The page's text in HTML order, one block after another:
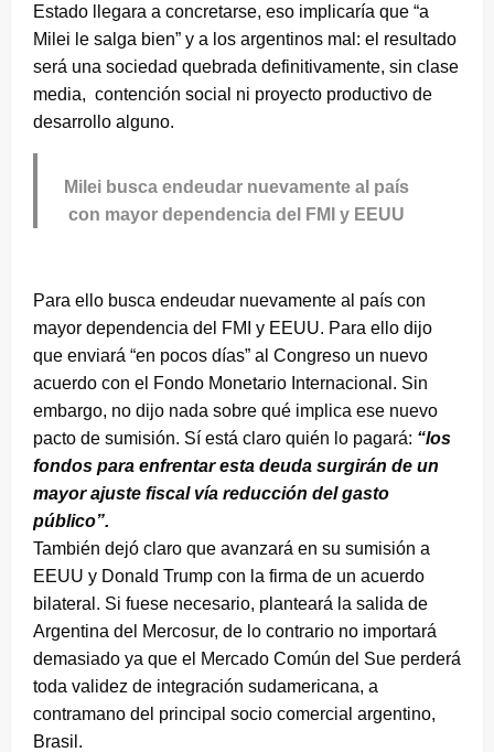
Estado llegara a concretarse, eso implicaría que “a
Milei le salga bien” y a los argentinos mal: el resultado
será una sociedad quebrada definitivamente, sin clase
media, contención social ni proyecto productivo de
desarrollo alguno.
Milei busca endeudar nuevamente al país
con mayor dependencia del FMI y EEUU
Para ello busca endeudar nuevamente al país con
mayor dependencia del FMI y EEUU. Para ello dijo
que enviará “en pocos días” al Congreso un nuevo
acuerdo con el Fondo Monetario Internacional. Sin
embargo, no dijo nada sobre qué implica ese nuevo
pacto de sumisión. Sí está claro quién lo pagará: “los
fondos para enfrentar esta deuda surgirán de un
mayor ajuste fiscal vía reducción del gasto
público”.
También dejó claro que avanzará en su sumisión a
EEUU y Donald Trump con la firma de un acuerdo
bilateral. Si fuese necesario, planteará la salida de
Argentina del Mercosur, de lo contrario no importará
demasiado ya que el Mercado Común del Sue perderá
toda validez de integración sudamericana, a
contramano del principal socio comercial argentino,
Brasil.